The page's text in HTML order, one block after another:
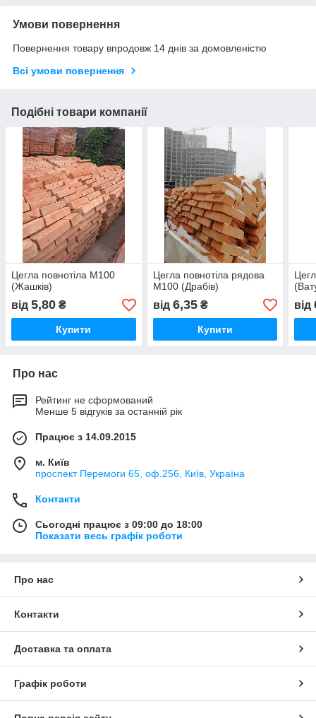
Умови повернення
Повернення товару впродовж 14 днів за домовленістю
Всі умови повернення
Подібні товари компанії
Цегла повнотіла М100
(Жашків)
від 5,80 ₴
Купити
Цегла повнотіла рядова
М100 (Драбів)
від 6,35₴
Купити
від
Про нас
Рейтинг не сформований
Менше 5 відгуків за останній рік
Працює з 14.09.2015
м. Київ
проспект Перемоги 65, оф.256, Київ, Україна
Контакти
Сьогодні працює з 09:00 до 18:00
Показати весь графік роботи
Про нас
Контакти
Доставка та оплата
Графік роботи